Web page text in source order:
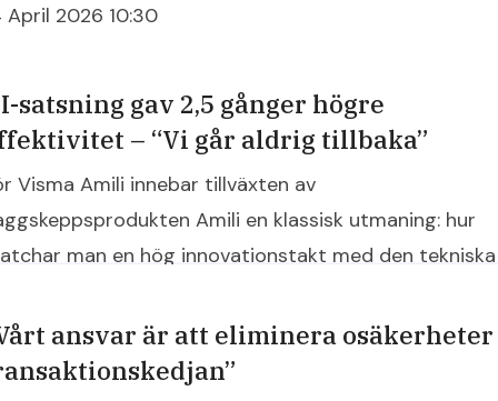
April 2026 10:30
satsning gav 2,5 gånger högre
– “Vi går aldrig tillbaka”
Visma Amili innebar tillväxten av
Amili en klassisk utmaning: hur
man en hög innovationstakt med den tekniska
har bolaget inte bara brutit
utan mer än fördubblat sin effektivitet.
ansvar är att eliminera